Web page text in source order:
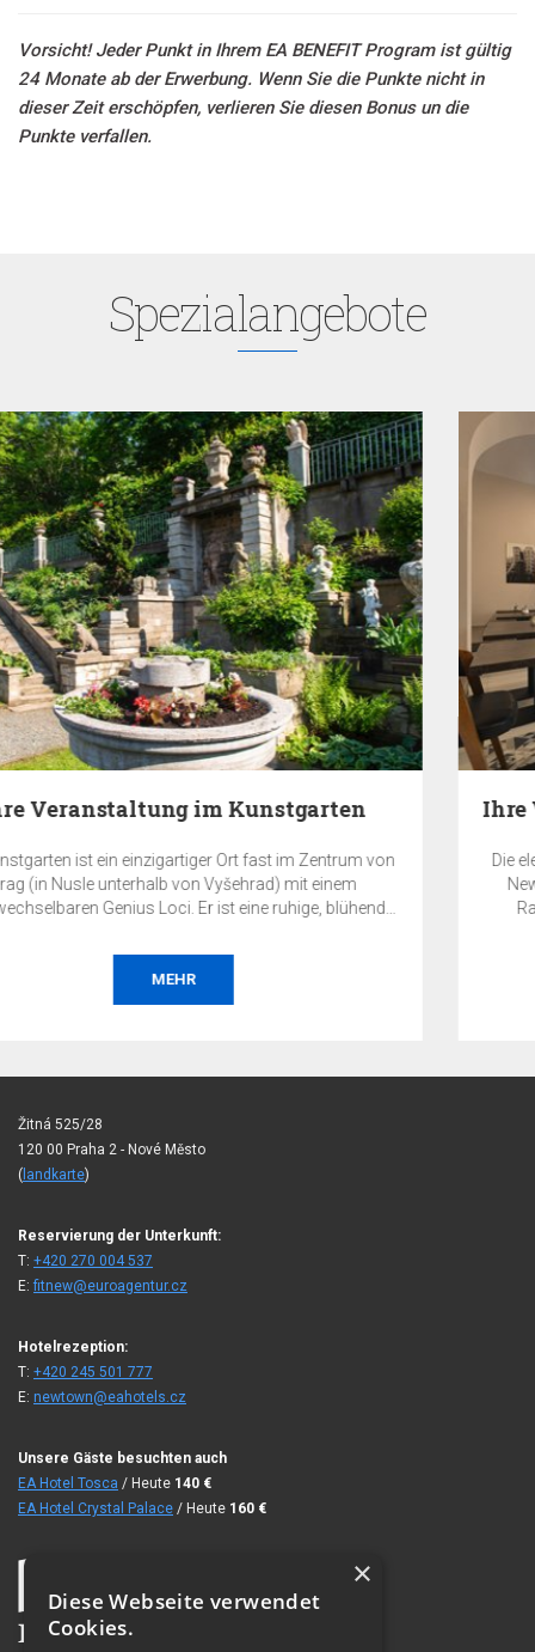
Vorsicht! Jeder Punkt in Ihrem EA BENEFIT Program ist gültig
24 Monate ab der Erwerbung. Wenn Sie die Punkte nicht in
dieser Zeit erschöpfen, verlieren Sie diesen Bonus un die
Punkte verfallen.
Spezialangebote
Die eleganten Räumlichkeiten des Restaurants im EA
New Town bieten einen würdigen und
Rahmen für Ihre Veranstaltung im Herzen von Prag.
Žitná 525/28
120 00 Praha 2 - Nové Město
( landkarte)
Reservierung der Unterkunft:
T: +420 270 004 537
E:fitnew@euroagentur.cz
Hotelrezeption:
T: +420 245 501 777
E: newtown@eahotels.cz
Unsere Gäste besuchten auch
EA Hotel Tosca / Heute 140 €
EA Hotel Crystal Palace / Heute 160 €
×
Diese Webseite verwendet
Cookies.